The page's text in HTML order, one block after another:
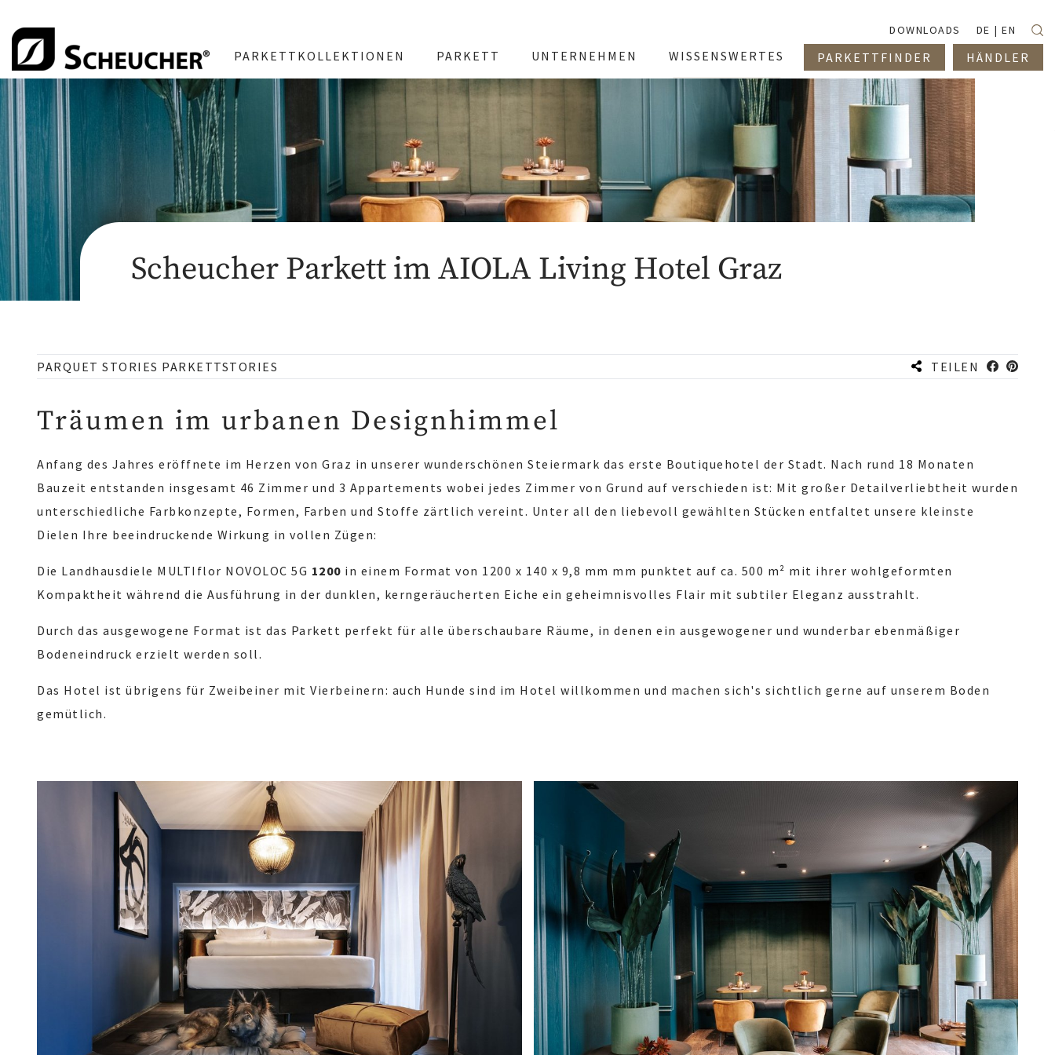
DOWNLOADS DE EN
PARKETTKOLLEKTIONEN PARKETT UNTERNEHMEN WISSENSWERTES PARKETTFINDER HÄNDLER
Scheucher Parkett im AIOLA Living Hotel Graz
PARQUET STORIES PARKETTSTORIES TEILEN
Träumen im urbanen Designhimmel
Anfang des Jahres eröffnete im Herzen von Graz in unserer wunderschönen Steiermark das erste Boutiquehotel der Stadt. Nach rund 18 Monaten
Bauzeit entstanden insgesamt 46 Zimmer und 3 Appartements wobei jedes Zimmer von Grund auf verschieden ist: Mit großer Detailverliebtheit wurden
unterschiedliche Farbkonzepte, Formen, Farben und Stoffe zärtlich vereint. Unter all den liebevoll gewählten Stücken entfaltet unsere kleinste
Dielen Ihre beeindruckende Wirkung in vollen Zügen:
Die Landhausdiele MULTIflor NOVOLOC 5G 1200 in einem Format von 1200 x 140 x 9,8 mm mm punktet auf ca. 500 m² mit ihrer wohlgeformten
Kompaktheit während die Ausführung in der dunklen, kerngeräucherten Eiche ein geheimnisvolles Flair mit subtiler Eleganz ausstrahlt.
Durch das ausgewogene Format ist das Parkett perfekt für alle überschaubare Räume, in denen ein ausgewogener und wunderbar ebenmäßiger
Bodeneindruck erzielt werden soll.
Das Hotel ist übrigens für Zweibeiner mit Vierbeinern: auch Hunde sind im Hotel willkommen und machen sich's sichtlich gerne auf unserem Boden
gemütlich.